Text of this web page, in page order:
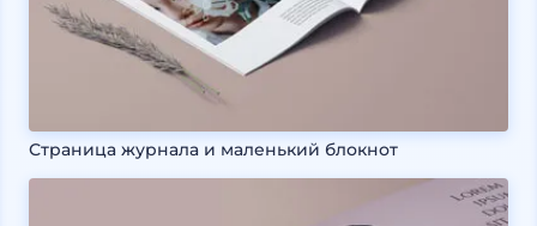
Страница журнала и маленький блокнот